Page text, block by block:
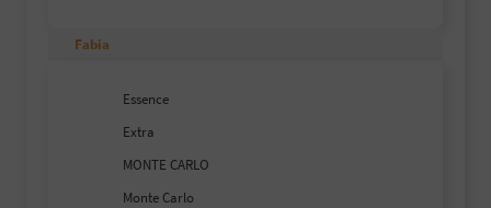
Fabia
Essence
Extra
MONTE CARLO
Monte Carlo